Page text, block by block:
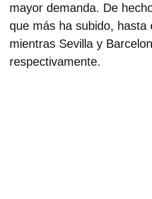
mayor demanda. De
que más ha subido, hasta
mientras Sevilla y
respectivamente.